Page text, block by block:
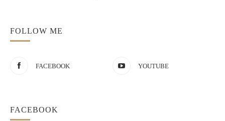
FOLLOW ME
FACEBOOK YOUTUBE
FACEBOOK